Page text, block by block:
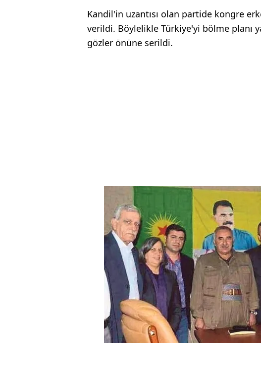
Kandil'in uzantısı olan partide kongre
verildi. Böylelikle Türkiye'yi bölme planı
gözler önüne serildi.